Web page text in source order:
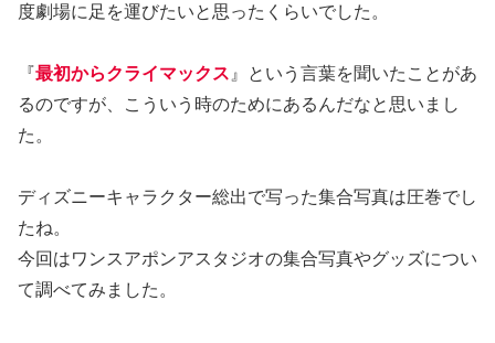
度劇場に足を運びたいと思ったくらいでした。
『最初からクライマックス 』という言葉を聞いたことがあ
るのですが、こういう時のためにあるんだなと思いまし
た。
ディズニーキャラクター総出で写った集合写真は圧巻でし
たね。
今回はワンスアポンアスタジオの集合写真やグッズについ
て調べてみました。